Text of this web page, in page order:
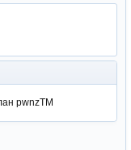
pwnzTM